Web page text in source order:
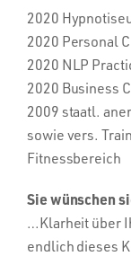
2020
2020 Personal
2020 NLP
2020 Business
2009 staatl.
sowie vers.
Fitnessbereich
Sie wünschen
…Klarheit über
endlich dieses